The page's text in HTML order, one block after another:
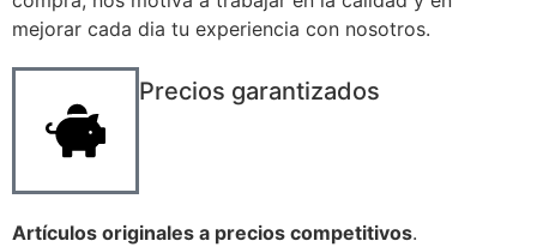
mejorar cada dia tu experiencia con nosotros.
Precios garantizados
Artículos originales a precios competitivos.